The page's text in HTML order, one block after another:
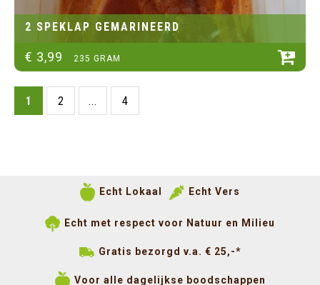
2 SPEKLAP GEMARINEERD
€ 3,99 235 GRAM
1 2 ... 4
Echt Lokaal Echt Vers
Echt met respect voor Natuur en Milieu
Gratis bezorgd v.a. € 25,-*
Voor alle dagelijkse boodschappen